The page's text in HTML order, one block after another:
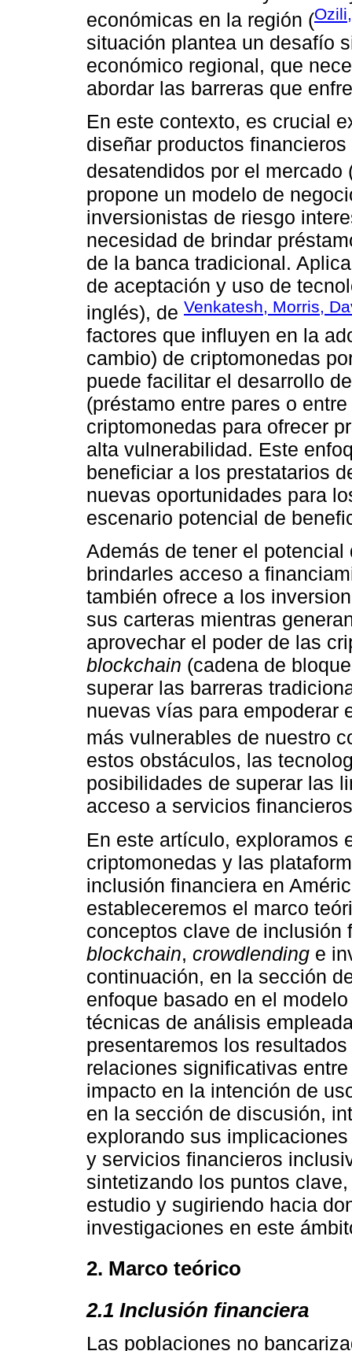
económicas en la región (
situación plantea un desafío
económico regional, que
abordar las barreras que
En este contexto, es crucial
diseñar productos
desatendidos por el mercado
propone un modelo de
inversionistas de riesgo
necesidad de brindar
de la banca tradicional.
de aceptación y uso de
inglés), de Venkatesh, Morris,
factores que influyen en la
cambio) de criptomonedas
puede facilitar el desarrollo
(préstamo entre pares o
criptomonedas para ofrecer
alta vulnerabilidad. Este
beneficiar a los prestatarios
nuevas oportunidades para
escenario potencial de
Además de tener el
brindarles acceso a
también ofrece a los
sus carteras mientras
aprovechar el poder de las
blockchain (cadena de
superar las barreras
nuevas vías para empoderar
más vulnerables de nuestro
estos obstáculos, las
posibilidades de superar las
acceso a servicios
En este artículo, exploramos
criptomonedas y las
inclusión financiera en
estableceremos el marco
conceptos clave de inclusión
blockchain, crowdlending e
continuación, en la sección
enfoque basado en el
técnicas de análisis
presentaremos los
relaciones significativas
impacto en la intención de
en la sección de discusión,
explorando sus
y servicios financieros
sintetizando los puntos
estudio y sugiriendo hacia
investigaciones en este
2. Marco teórico
2.1 Inclusión financiera
Las poblaciones no